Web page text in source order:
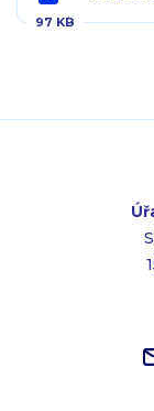
97 KB